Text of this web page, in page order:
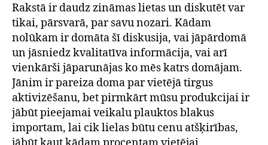
Rakstā ir daudz zināmas lietas un diskutēt var
tikai, pārsvarā, par savu nozari. Kādam
nolūkam ir domāta šī diskusija, vai jāpārdomā
un jāsniedz kvalitatīva informācija, vai arī
vienkārši jāparunājas ko mēs katrs domājam.
Jānim ir pareiza doma par vietējā tirgus
aktivizēšanu, bet pirmkārt mūsu produkcijai ir
jābūt pieejamai veikalu plauktos blakus
importam, lai cik lielas būtu cenu atšķirības,